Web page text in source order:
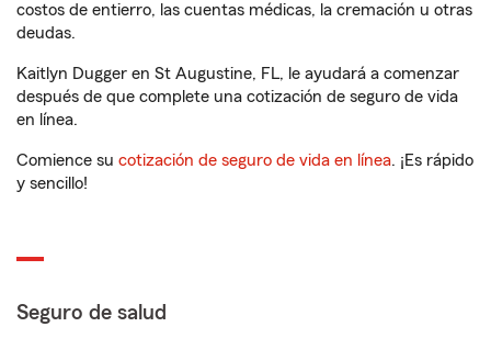
costos de entierro, las cuentas médicas, la cremación u otras
deudas.
Kaitlyn Dugger en St Augustine, FL, le ayudará a comenzar
después de que complete una cotización de seguro de vida
en línea.
Comience su cotización de seguro de vida en línea. ¡Es rápido
y sencillo!
Seguro de salud